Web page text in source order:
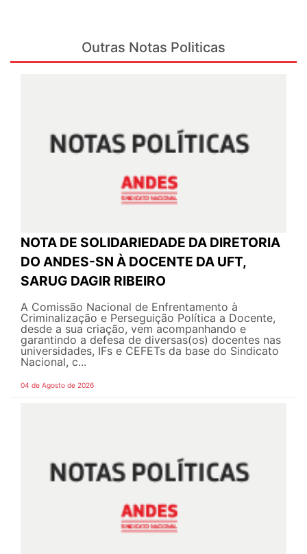
Outras Notas Politicas
NOTA DE SOLIDARIEDADE DA DIRETORIA
DO ANDES-SN À DOCENTE DA UFT,
SARUG DAGIR RIBEIRO
A Comissão Nacional de Enfrentamento à
Criminalização e Perseguição Política a Docente,
desde a sua criação, vem acompanhando e
garantindo a defesa de diversas(os) docentes nas
universidades, IFs e CEFETs da base do Sindicato
Nacional, c...
04 de Agosto de 2026